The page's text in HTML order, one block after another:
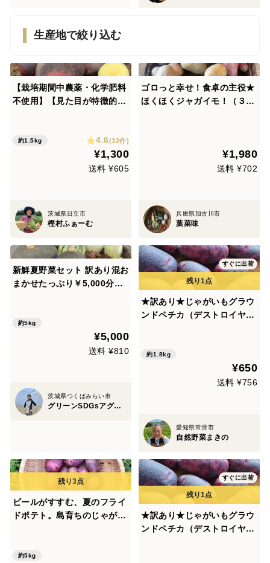
【栽培期間中農薬・化学肥料
不使用】【見た目が特徴的】
約1.5kg 4.6(32件)
¥1,300
送料 ¥605
茨城県日立市
樫村ふぁーむ
ゴロっと幸せ！食卓の主役★
ほくほくジャガイモ！（３〜
¥1,980
送料 ¥702
兵庫県加古川市
葉菜味
新鮮夏野菜セット 訳あり混お
まかせたっぷり￥5,000分
で美味しい野菜を食卓へ！翡
翠ナス 白ナス 島オクラ
約5kg
¥5,000
送料 ¥810
茨城県つくばみらい市
グリーンSDGsアグリファーム
すぐに出荷
★訳あり★じゃがいもグラウ
ンドペチカ（デストロイヤ
料不使用】
約1.8kg
¥650
送料 ¥756
愛知県常滑市
自然野菜まきの
ビールがすすむ、夏のフライ
ドポテト。島育ちのじゃがい
約5kg
すぐに出荷
★訳あり★じゃがいもグラウ
ンドペチカ（デストロイヤ
生産地で絞り込む